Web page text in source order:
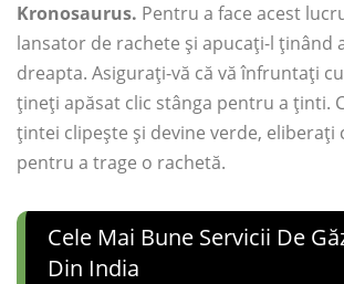
Kronosaurus. Pentru a face acest
lansator de rachete și apucați-l ținând
dreapta. Asigurați-vă că vă înfruntați
țineți apăsat clic stânga pentru a ținti.
țintei clipește și devine verde, eliberați
pentru a trage o rachetă.
Cele Mai Bune Servicii De
Din India